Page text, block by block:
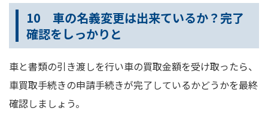
10 車の名義変更は出来ているか？完了
確認をしっかりと
車と書類の引き渡しを行い車の買取金額を受け取ったら、
車買取手続きの申請手続きが完了しているかどうかを最終
確認しましょう。